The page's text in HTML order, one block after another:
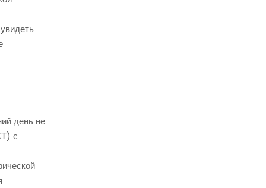
день не
с